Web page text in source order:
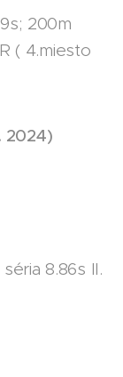
200m
( 4.miesto
2024)
8.86s II.